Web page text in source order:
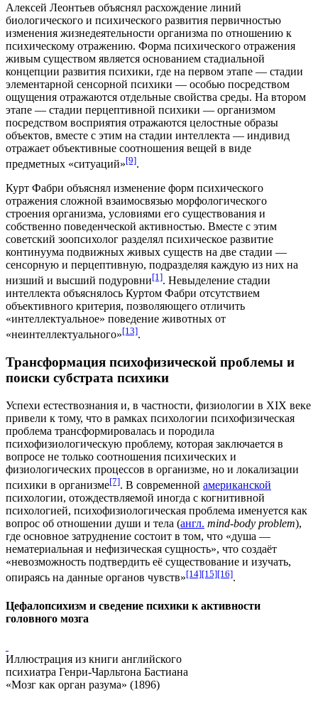
Алексей Леонтьев объяснял расхождение линий
биологического и психического развития первичностью
изменения жизнедеятельности организма по отношению к
психическому отражению. Форма психического отражения
живым существом является основанием стадиальной
концепции развития психики, где на первом этапе — стадии
элементарной сенсорной психики — особью посредством
ощущения отражаются отдельные свойства среды. На втором
этапе — стадии перцептивной психики — организмом
посредством восприятия отражаются целостные образы
объектов, вместе с этим на стадии интеллекта — индивид
отражает объективные соотношения вещей в виде
предметных «ситуаций»[9].
Курт Фабри объяснял изменение форм психического
отражения сложной взаимосвязью морфологического
строения организма, условиями его существования и
собственно поведенческой активностью. Вместе с этим
советский зоопсихолог разделял психическое развитие
континуума подвижных живых существ на две стадии —
сенсорную и перцептивную, подразделяя каждую из них на
низший и высший подуровни[1]. Невыделение стадии
интеллекта объяснялось Куртом Фабри отсутствием
объективного критерия, позволяющего отличить
«интеллектуальное» поведение животных от
«неинтеллектуального»[13].
Трансформация психофизической проблемы и
поиски субстрата психики
Успехи естествознания и, в частности, физиологии в XIX веке
привели к тому, что в рамках психологии психофизическая
проблема трансформировалась и породила
психофизиологическую проблему, которая заключается в
вопросе не только соотношения психических и
физиологических процессов в организме, но и локализации
психики в организме[7]. В современной американской
психологии, отождествляемой иногда с когнитивной
психологией, психофизиологическая проблема именуется как
вопрос об отношении души и тела (англ. mind-body problem),
где основное затруднение состоит в том, что «душа —
нематериальная и нефизическая сущность», что создаёт
«невозможность подтвердить её существование и изучать,
опираясь на данные органов чувств»[14][15][16].
Цефалопсихизм и сведение психики к активности
головного мозга
Иллюстрация из книги английского
психиатра Генри-Чарльтона Бастиана
«Мозг как орган разума» (1896)